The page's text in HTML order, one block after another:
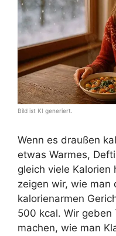
Bild ist KI generiert.
Wenn es draußen
etwas Warmes,
gleich viele Kalorien
zeigen wir, wie man
kalorienarmen
500 kcal. Wir
machen, wie man